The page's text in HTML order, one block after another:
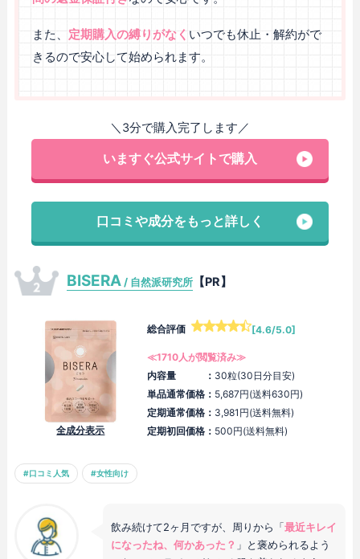
また、 定期購入の縛りがなく いつでも休止・解約がで
きるので安心して始められます。
＼3分で購入完了します／
いますぐ公式サイトで購入
口コミや成分をもっと詳しく
BISERA/ 自然派研究所【PR】
全成分表示
総合評価 [4.6/5.0]
≪1710人が閲覧済み≫
内容量 ： 30粒(30日分目安)
単品通常価格： 5,687円(送料630円)
定期通常価格： 3,981円(送料無料)
定期初回価格： 500円(送料無料)
#口コミ人気 #女性向け
飲み続けて2ヶ月ですが、周りから「最近キレイ
になったね、何かあった？ 」と褒められるよう